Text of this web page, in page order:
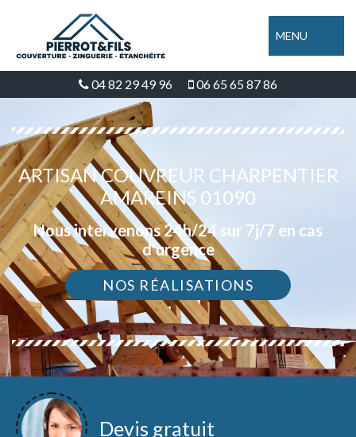
MENU
04 82 29 49 96 06 65 65 87 86
ARTISAN COUVREUR CHARPENTIER
AMAREINS 01090
Nous intervenons 24h/24 sur 7j/7 en cas
d'urgence
NOS RÉALISATIONS
Devis gratuit